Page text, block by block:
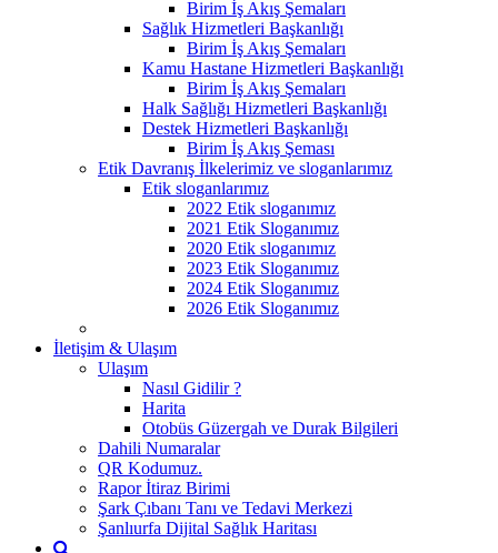
Birim İş Akış Şemaları
Sağlık Hizmetleri Başkanlığı
Birim İş Akış Şemaları
Kamu Hastane Hizmetleri Başkanlığı
Birim İş Akış Şemaları
Halk Sağlığı Hizmetleri Başkanlığı
Destek Hizmetleri Başkanlığı
Birim İş Akış Şeması
Etik Davranış İlkelerimiz ve sloganlarımız
Etik sloganlarımız
2022 Etik sloganımız
2021 Etik Sloganımız
2020 Etik sloganımız
2023 Etik Sloganımız
2024 Etik Sloganımız
2026 Etik Sloganımız
İletişim & Ulaşım
Ulaşım
Nasıl Gidilir ?
Harita
Otobüs Güzergah ve Durak Bilgileri
Dahili Numaralar
QR Kodumuz.
Rapor İtiraz Birimi
Şark Çıbanı Tanı ve Tedavi Merkezi
Şanlıurfa Dijital Sağlık Haritası